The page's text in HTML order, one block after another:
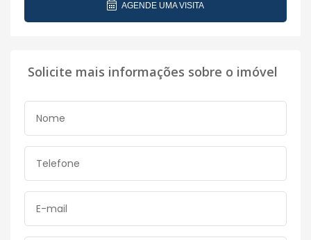
AGENDE UMA VISITA
Solicite mais informações sobre o imóvel